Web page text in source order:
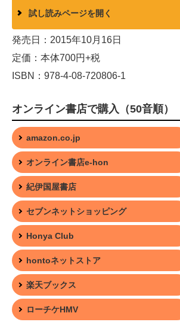
試し読みページを開く
発売日：2015年10月16日
定価：本体700円+税
ISBN：978-4-08-720806-1
オンライン書店で購入（50音順）
amazon.co.jp
オンライン書店e-hon
紀伊国屋書店
セブンネットショッピング
Honya Club
hontoネットストア
楽天ブックス
ローチケHMV